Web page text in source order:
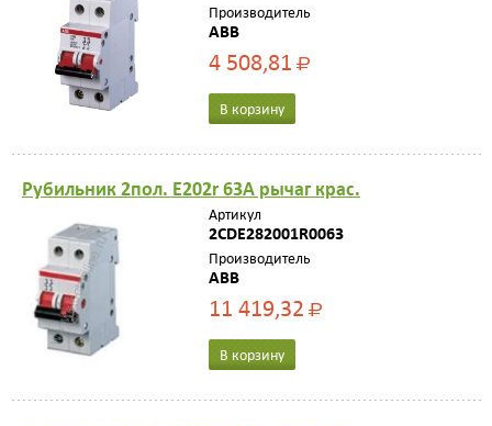
Производитель
ABB
4 508,81Р
В корзину
Рубильник 2пол. E202r 63A рычаг крас.
Артикул
2CDE282001R0063
Производитель
ABB
11 419,32Р
В корзину